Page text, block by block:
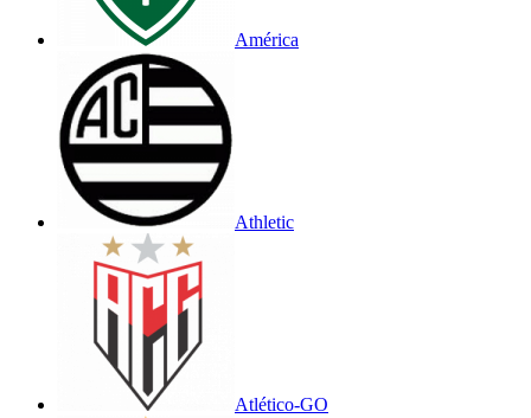
América
Athletic
Atlético-GO